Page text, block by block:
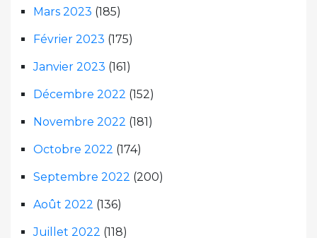
Mars 2023 (185)
Février 2023 (175)
Janvier 2023 (161)
Décembre 2022 (152)
Novembre 2022 (181)
Octobre 2022 (174)
Septembre 2022 (200)
Août 2022 (136)
Juillet 2022 (118)